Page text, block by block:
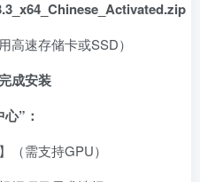
高速存储卡或SSD）
成安装
”：
（需支持GPU）